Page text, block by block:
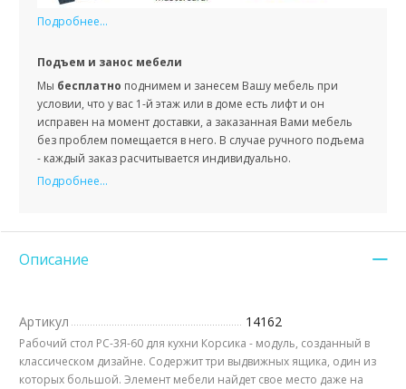
Подробнее...
Подъем и занос мебели
Мы бесплатно поднимем и занесем Вашу мебель при
условии, что у вас 1-й этаж или в доме есть лифт и он
исправен на момент доставки, а заказанная Вами мебель
без проблем помещается в него. В случае ручного подъема
- каждый заказ расчитывается индивидуально.
Подробнее...
Описание
Артикул 14162
Рабочий стол РС-3Я-60 для кухни Корсика - модуль, созданный в
классическом дизайне. Содержит три выдвижных ящика, один из
которых большой. Элемент мебели найдет свое место даже на